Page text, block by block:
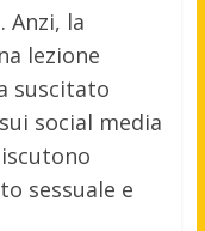
Anzi, la
lezione
suscitato
social media
sessuale e